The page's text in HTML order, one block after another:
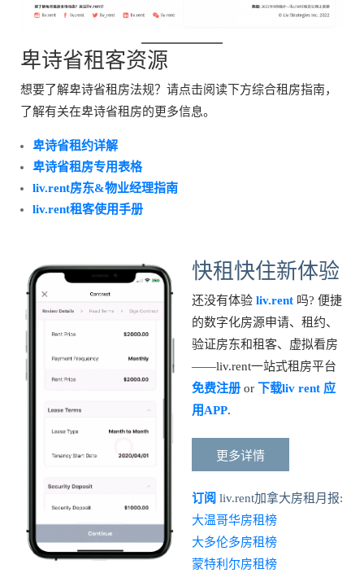
卑诗省租客资源
想要了解卑诗省租房法规？请点击阅读下方综合租房指南，
了解有关在卑诗省租房的更多信息。
卑诗省租约详解
卑诗省租房专用表格
liv.rent房东&物业经理指南
liv.rent租客使用手册
快租快住新体验
还没有体验 liv.rent 吗? 便捷
的数字化房源申请、租约、
验证房东和租客、虚拟看房
——liv.rent一站式租房平台
免费注册 or 下载liv rent 应
用APP.
更多详情
订阅 liv.rent加拿大房租月报:
大温哥华房租榜
大多伦多房租榜
蒙特利尔房租榜